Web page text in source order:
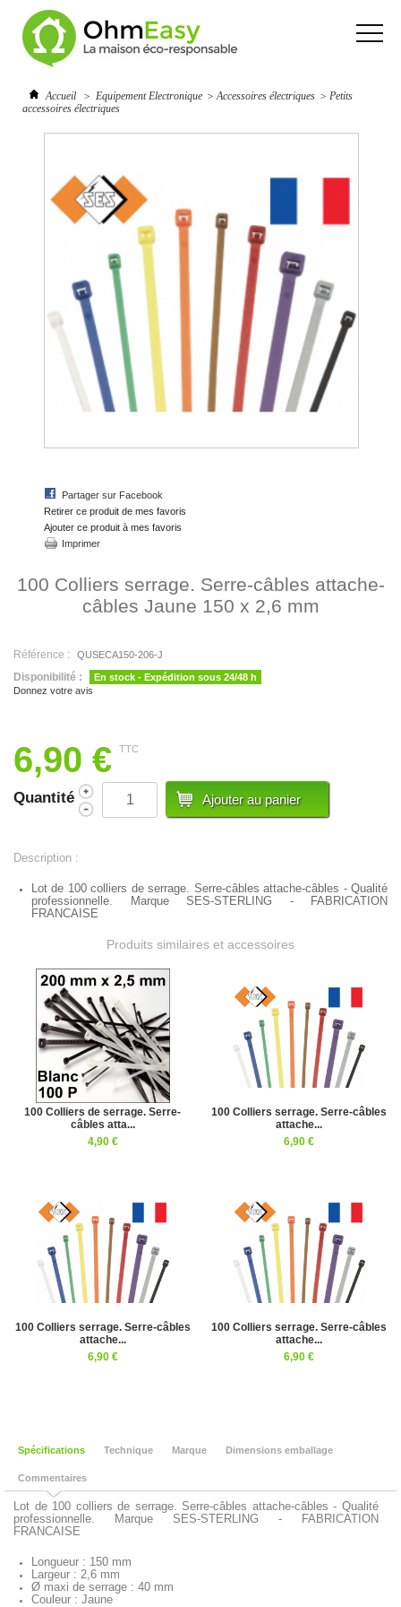
Accueil > Equipement Electronique > Accessoires électriques > Petits
accessoires électriques
Partager sur Facebook
Retirer ce produit de mes favoris
Ajouter ce produit à mes favoris
Imprimer
100 Colliers serrage. Serre-câbles attache-
câbles Jaune 150 x 2,6 mm
Référence : QUSECA150-206-J
Disponibilité :
En stock - Expédition sous 24/48 h
Donnez votre avis
6,90 € TTC
Quantité
Description :
Lot de 100 colliers de serrage. Serre-câbles attache-câbles - Qualité
professionnelle.
Marque SES-STERLING - FABRICATION
FRANCAISE
Produits similaires et accessoires
100 Colliers de serrage. Serre-
câbles atta...
4,90 €
100 Colliers serrage. Serre-câbles
attache...
6,90 €
100 Colliers serrage. Serre-câbles
attache...
6,90 €
100 Colliers serrage. Serre-câbles
attache...
6,90 €
Spécifications Technique Marque Dimensions emballage
Commentaires
Lot de 100 colliers de serrage. Serre-câbles attache-câbles - Qualité
professionnelle. Marque SES-STERLING - FABRICATION
FRANCAISE
Longueur : 150 mm
Largeur : 2,6 mm
Ø maxi de serrage : 40 mm
Couleur : Jaune